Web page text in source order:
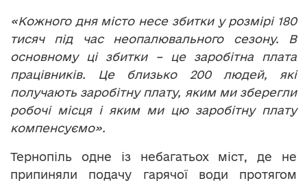
«Кожного дня місто несе збитки у розмірі 180
тисяч під час неопалювального сезону. В
основному ці збитки – це заробітна плата
працівників. Це близько 200 людей, які
получають заробітну плату, яким ми зберегли
робочі місця і яким ми цю заробітну плату
компенсуємо».
Тернопіль одне із небагатьох міст, де не
припиняли подачу гарячої води протягом